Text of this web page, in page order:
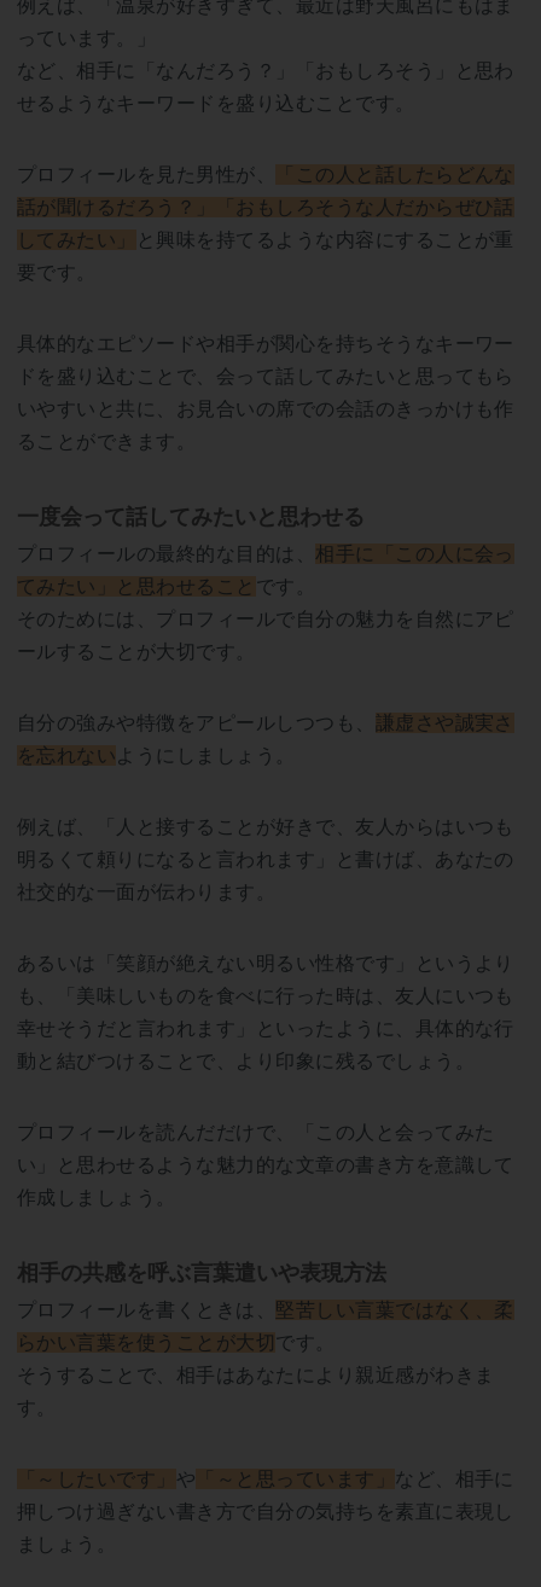
例えば、「温泉が好きすぎて、最近は野天風呂にもはま
っています。」
など、相手に「なんだろう？」「おもしろそう」と思わ
せるようなキーワードを盛り込むことです。
プロフィールを見た男性が、
「この人と話したらどんな
話が聞けるだろう？」「おもしろそうな人だからぜひ話
してみたい」
と興味を持てるような内容にすることが重
要です。
具体的なエピソードや相手が関心を持ちそうなキーワー
ドを盛り込むことで、会って話してみたいと思ってもら
いやすいと共に、お見合いの席での会話のきっかけも作
ることができます。
一度会って話してみたいと思わせる
プロフィールの最終的な目的は、 相手に「この人に会っ
てみたい」と思わせること です。
そのためには、プロフィールで自分の魅力を自然にアピ
ールすることが大切です。
自分の強みや特徴をアピールしつつも、 謙虚さや誠実さ
を忘れないようにしましょう。
例えば、「人と接することが好きで、友人からはいつも
明るくて頼りになると言われます」と書けば、あなたの
社交的な一面が伝わります。
あるいは「笑顔が絶えない明るい性格です」というより
も、「美味しいものを食べに行った時は、友人にいつも
幸せそうだと言われます」といったように、具体的な行
動と結びつけることで、より印象に残るでしょう。
プロフィールを読んだだけで、「この人と会ってみた
い」と思わせるような魅力的な文章の書き方を意識して
作成しましょう。
相手の共感を呼ぶ言葉遣いや表現方法
プロフィールを書くときは、 堅苦しい言葉ではなく、柔
らかい言葉を使うことが大切 です。
そうすることで、相手はあなたにより親近感がわきま
す。
「～したいです」 や 「～と思っています」 など、相手に
押しつけ過ぎない書き方で自分の気持ちを素直に表現し
ましょう。